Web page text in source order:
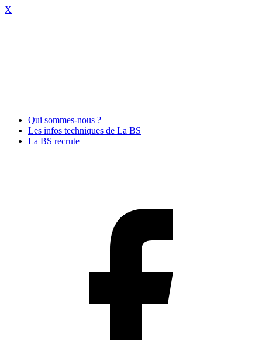
X
Qui sommes-nous ?
Les infos techniques de La BS
La BS recrute